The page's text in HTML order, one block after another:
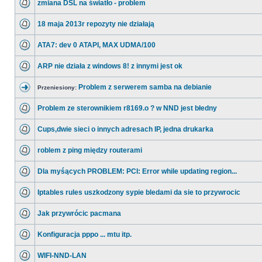
zmiana DSL na światło - problem
18 maja 2013r repozyty nie działają
ATA7: dev 0 ATAPI, MAX UDMA/100
ARP nie działa z windows 8! z innymi jest ok
Przeniesiony: Problem z serwerem samba na debianie
Problem ze sterownikiem r8169.o ? w NND jest błedny
Cups,dwie sieci o innych adresach IP, jedna drukarka
roblem z ping między routerami
Dla myśących PROBLEM: PCI: Error while updating region...
Iptables rules uszkodzony sypie bledami da sie to przywrocic
Jak przywrócic pacmana
Konfiguracja pppo ... mtu itp.
WIFI-NND-LAN